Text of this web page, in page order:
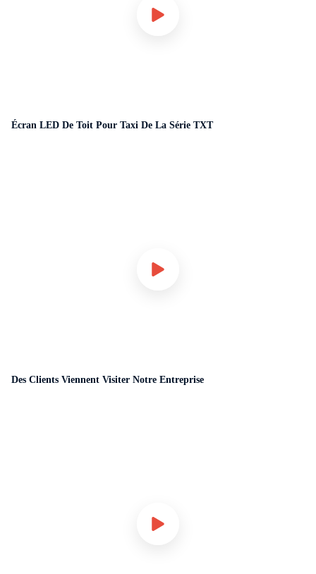
Écran LED De Toit Pour Taxi De La Série TXT
Des Clients Viennent Visiter Notre Entreprise